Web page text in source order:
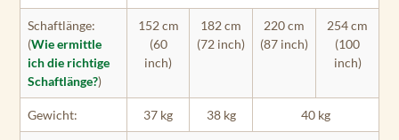
Schaftlänge:
(Wie ermittle
ich die richtige
Schaftlänge?)
152 cm
(60
inch)
182 cm
(72 inch)
220 cm
(87 inch)
254 cm
(100
inch)
Gewicht: 37 kg 38 kg 40 kg